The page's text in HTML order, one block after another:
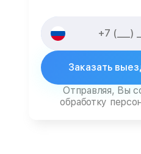
Заказать
Отправляя, Вы
обработку